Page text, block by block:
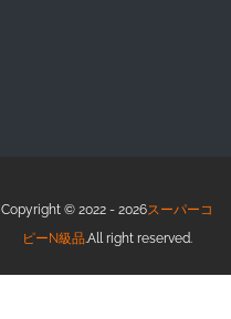
Copyright © 2022 - 2026スーパーコ
ピーN級品.All right reserved.